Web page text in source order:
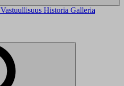
Vastuullisuus Historia Galleria